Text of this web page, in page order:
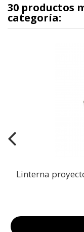
30 productos
categoría:
Linterna